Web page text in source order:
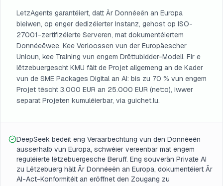
LetzAgents garantéiert, datt Är Donnéeën an Europa
bleiwen, op enger dedizéierter Instanz, gehost op ISO-
27001-zertifizéierte Serveren, mat dokumentéiertem
Donnéeëwee. Kee Verloossen vun der Europäescher
Unioun, kee Training vun engem Drëttubidder-Modell. Fir e
lëtzebuergescht KMU fält de Projet allgemeng an de Kader
vun de SME Packages Digital an AI: bis zu 70 % vun engem
Projet tëscht 3.000 EUR an 25.000 EUR (netto), iwwer
separat Projeten kumuléierbar, via guichet.lu.
DeepSeek bedeit eng Veraarbechtung vun den Donnéeën
ausserhalb vun Europa, schwéier vereenbar mat engem
reguléierte lëtzebuergesche Beruff. Eng souverän Private AI
zu Lëtzebuerg hält Är Donnéeën an Europa, dokumentéiert Är
AI-Act-Konformitéit an eröffnet den Zougang zu